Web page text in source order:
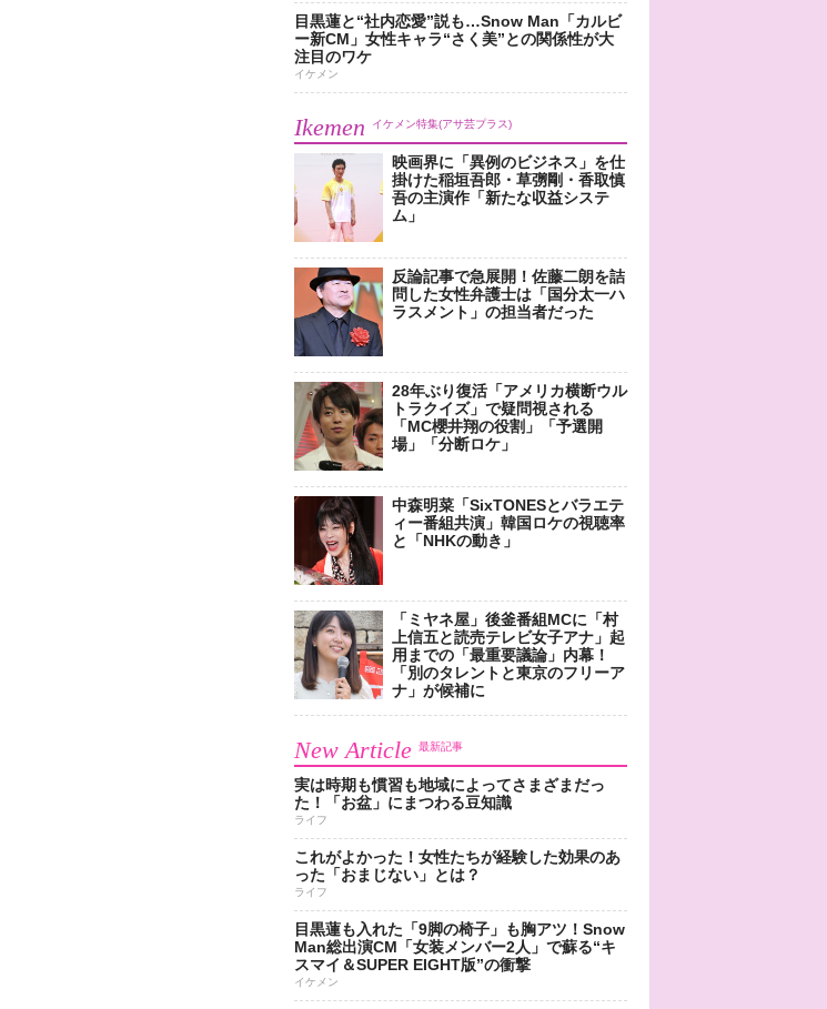
目黒蓮と“社内恋愛”説も…Snow Man「カルビ
ー新CM」女性キャラ“さく美”との関係性が大
注目のワケ
イケメン
Ikemen イケメン特集(アサ芸プラス)
映画界に「異例のビジネス」を仕
掛けた稲垣吾郎・草彅剛・香取慎
吾の主演作「新たな収益システ
ム」
反論記事で急展開！佐藤二朗を詰
問した女性弁護士は「国分太一ハ
ラスメント」の担当者だった
28年ぶり復活「アメリカ横断ウル
トラクイズ」で疑問視される
「MC櫻井翔の役割」「予選開
場」「分断ロケ」
中森明菜「SixTONESとバラエテ
ィー番組共演」韓国ロケの視聴率
と「NHKの動き」
「ミヤネ屋」後釜番組MCに「村
上信五と読売テレビ女子アナ」起
用までの「最重要議論」内幕！
「別のタレントと東京のフリーア
ナ」が候補に
New Article 最新記事
実は時期も慣習も地域によってさまざまだっ
た！「お盆」にまつわる豆知識
ライフ
これがよかった！女性たちが経験した効果のあ
った「おまじない」とは？
ライフ
目黒蓮も入れた「9脚の椅子」も胸アツ！Snow
Man総出演CM「女装メンバー2人」で蘇る“キ
スマイ＆SUPER EIGHT版”の衝撃
イケメン